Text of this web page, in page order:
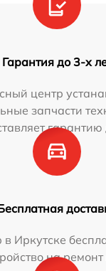
Гарантия до 3-х
центр
запчасти
гарантию
Иркутске
на